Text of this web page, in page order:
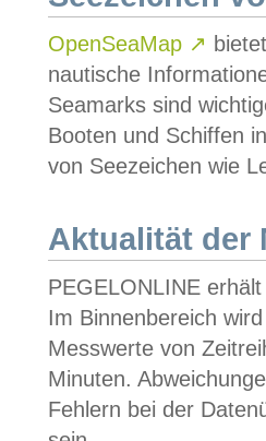
OpenSeaMap ↗
nautische
Seamarks sind
Booten und Schiffen
von Seezeichen wie
Aktualität der
PEGELONLINE
Im Binnenbereich
Messwerte von
Minuten.
Fehlern bei der